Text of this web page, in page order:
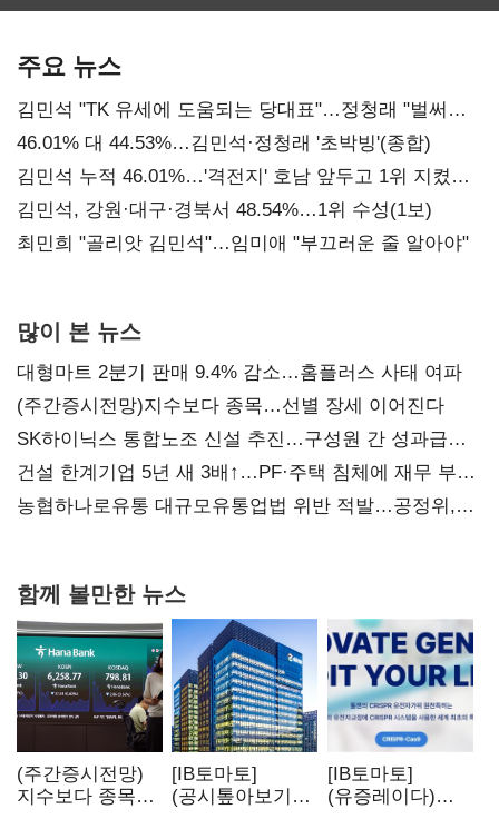
주요 뉴스
김민석 "TK 유세에 도움되는 당대표"…정청래 "벌써
대표된 양 당직 배분"
46.01% 대 44.53%…김민석·정청래 '초박빙'(종합)
김민석 누적 46.01%…'격전지' 호남 앞두고 1위 지켰다
(2보)
김민석, 강원·대구·경북서 48.54%…1위 수성(1보)
최민희 "골리앗 김민석"…임미애 "부끄러운 줄 알아야"
많이 본 뉴스
대형마트 2분기 판매 9.4% 감소…홈플러스 사태 여파
(주간증시전망)지수보다 종목…선별 장세 이어진다
SK하이닉스 통합노조 신설 추진…구성원 간 성과급
불만 확산
건설 한계기업 5년 새 3배↑…PF·주택 침체에 재무 부담
확대
농협하나로유통 대규모유통업법 위반 적발…공정위,
함께 볼만한 뉴스
(주간증시전망)
지수보다 종목…
[IB토마토]
(공시톺아보기)
[IB토마토]
(유증레이다)